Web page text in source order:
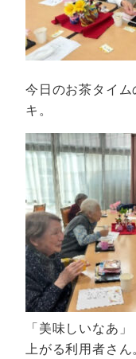
今日のお茶タイ
キ。
「美味しいなあ
上がる利用者さん